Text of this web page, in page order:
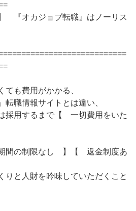
『オカジョブ転職』はノーリス
も費用がかかる、
職情報サイトとは違い、
採用するまで【 一切費用をいた
間の制限なし 】【 返金制度あ
と人財を吟味していただくこと